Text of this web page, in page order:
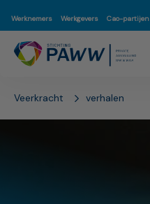
Werknemers Werkgevers Cao-partijen
Veerkracht verhalen